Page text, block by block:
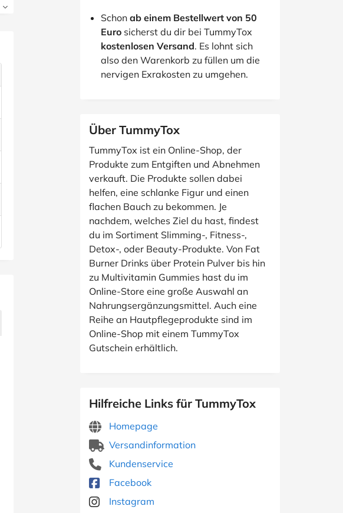
Schon ab einem Bestellwert von 50
Euro sicherst du dir bei TummyTox
kostenlosen Versand. Es lohnt sich
also den Warenkorb zu füllen um die
nervigen Exrakosten zu umgehen.
Über TummyTox
TummyTox ist ein Online-Shop, der
Produkte zum Entgiften und Abnehmen
verkauft. Die Produkte sollen dabei
helfen, eine schlanke Figur und einen
flachen Bauch zu bekommen. Je
nachdem, welches Ziel du hast, findest
du im Sortiment Slimming-, Fitness-,
Detox-, oder Beauty-Produkte. Von Fat
Burner Drinks über Protein Pulver bis hin
zu Multivitamin Gummies hast du im
Online-Store eine große Auswahl an
Nahrungsergänzungsmittel. Auch eine
Reihe an Hautpflegeprodukte sind im
Online-Shop mit einem TummyTox
Gutschein erhältlich.
Hilfreiche Links für TummyTox
Homepage
Versandinformation
Kundenservice
Facebook
Instagram